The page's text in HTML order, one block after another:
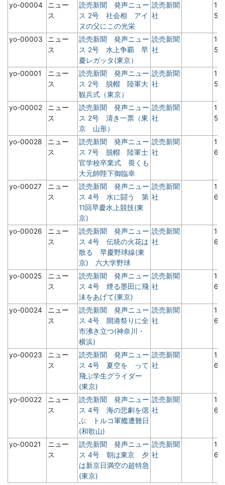
yo-00004
ニュー
ス
読売新聞 発声ニュー
ス 2号 社会相 アイ
ヌの父にこの光栄
読売新聞
社
5
yo-00003
ニュー
ス
読売新聞 発声ニュー
ス 2号 水上争覇 早
慶レガッタ(東京）
読売新聞
社
5
yo-00001
ニュー
ス
読売新聞 発声ニュー
ス 2号 脱帽 陸軍大
観兵式（東京）
読売新聞
社
5
yo-00002
ニュー
ス
読売新聞 発声ニュー
ス 2号 清き一票（東
京 山形）
読売新聞
社
5
yo-00028
ニュー
ス
読売新聞 発声ニュー
ス 7号 脱帽 陸軍士
官学校卒業式 畏くも
大元帥陛下御臨幸
読売新聞
社
6
yo-00027
ニュー
ス
読売新聞 発声ニュー
ス 4号 水に闘う 第
11回早慶水上競技(東
京)
読売新聞
社
6
yo-00026
ニュー
ス
読売新聞 発声ニュー
ス 4号 伝統の火花は
散る 早慶野球線(東
京) 六大学野球
読売新聞
社
6
yo-00025
ニュー
ス
読売新聞 発声ニュー
ス 4号 煙る墨田に飛
沫をあげて(東京)
読売新聞
社
6
yo-00024
ニュー
ス
読売新聞 発声ニュー
ス 4号 開港祭りに全
市沸き立つ(神奈川・
横浜)
読売新聞
社
6
yo-00023
ニュー
ス
読売新聞 発声ニュー
ス 4号 夏空を って
飛ぶ学生グライダー
(東京)
読売新聞
社
6
yo-00022
ニュー
ス
読売新聞 発声ニュー
ス 4号 海の悲劇を偲
ぶ トルコ軍艦遭難日
(和歌山)
読売新聞
社
6
yo-00021
ニュー
ス
読売新聞 発声ニュー
ス 4号 朝は東京 夕
は新京日満空の超特急
(東京)
読売新聞
社
6